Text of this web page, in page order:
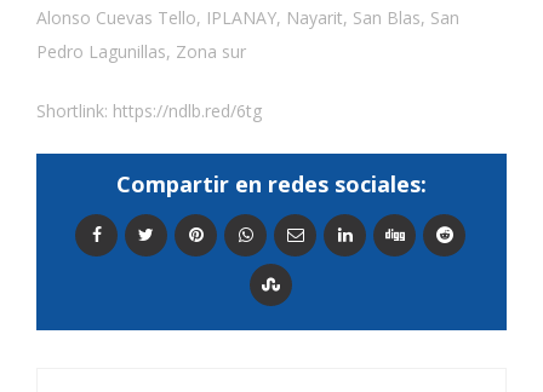
Alonso Cuevas Tello, IPLANAY, Nayarit, San Blas, San
Pedro Lagunillas, Zona sur
Shortlink: https://ndlb.red/6tg
Compartir en redes sociales: